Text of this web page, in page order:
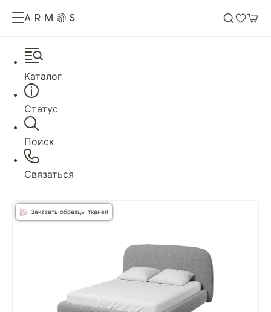
Каталог
Статус
Поиск
Связаться
Заказать образцы тканей